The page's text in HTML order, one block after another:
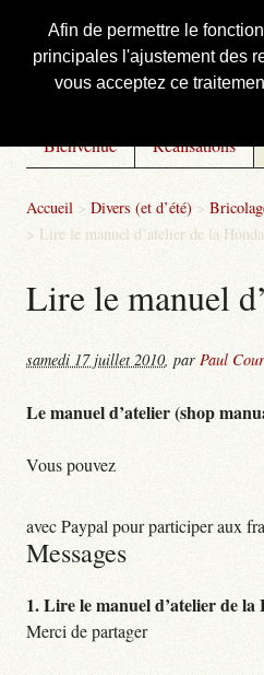
Afin de permettre le
principales l'ajustement des
vous acceptez ce
Courbis, « LE
Bienvenue Réalisations
Accueil > Divers (et d’été) >
> Lire le manuel d’atelier de la
Lire le manuel
samedi 17 juillet 2010, par Paul
Le manuel d’atelier (shop
Vous pouvez
avec Paypal pour participer aux
Messages
1.Lire le manuel d’atelier de
Merci de partager